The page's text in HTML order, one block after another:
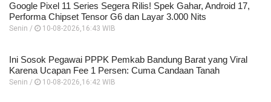
Google Pixel 11 Series Segera Rilis! Spek Gahar, Android 17,
Performa Chipset Tensor G6 dan Layar 3.000 Nits
Senin / 10-08-2026,16:43 WIB
Ini Sosok Pegawai PPPK Pemkab Bandung Barat yang Viral
Karena Ucapan Fee 1 Persen: Cuma Candaan Tanah
Senin / 10-08-2026,16:42 WIB